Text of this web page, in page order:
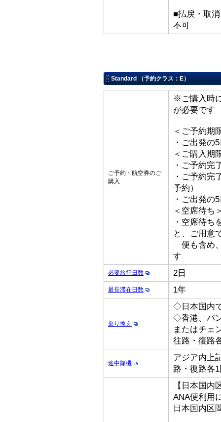
■払戻・取消
不可
Standard （予約クラス：E）
ご予約・航空券のご
購入
※ご購入時
が必要です
＜ご予約期
・ご出発の
＜ご購入期
・ご予約完
・ご予約完
予約）
・ご出発の
＜空席待ち
・空席待ち
と、ご用意
便も含め
す
必要旅行日数 2日
最長滞在日数 1年
乗り換え
◇日本国内
◇香港、バ
またはチェ
往路・復路
途中降機
アジア内上
路・復路各
【日本国内
ANA便利用
日本国内区